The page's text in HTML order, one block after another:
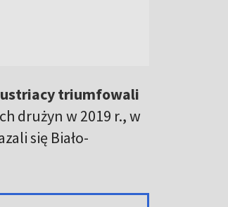
triumfowali
drużyn w 2019 r., w
się Biało-